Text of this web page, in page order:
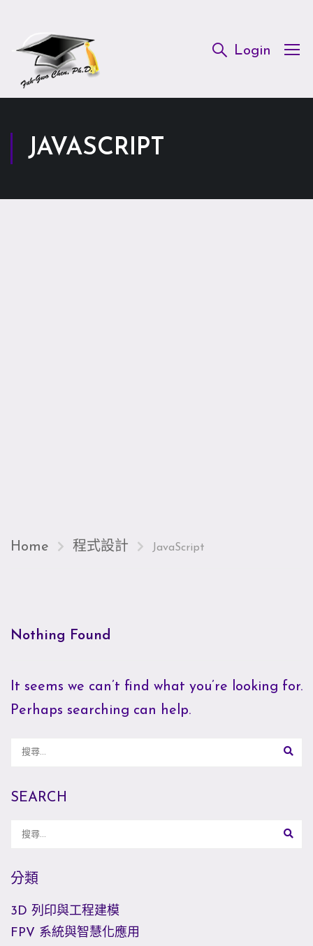
Login
JAVASCRIPT
Home 程式設計 JavaScript
Nothing Found
It seems we can’t find what you’re looking for.
Perhaps searching can help.
SEARCH
分類
3D 列印與工程建模
FPV 系統與智慧化應用